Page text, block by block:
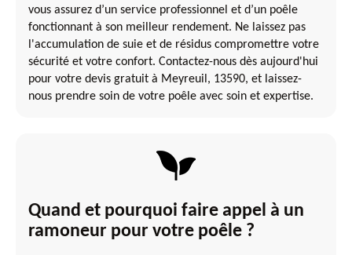
vous assurez d’un service professionnel et d’un poêle
fonctionnant à son meilleur rendement. Ne laissez pas
l'accumulation de suie et de résidus compromettre votre
sécurité et votre confort. Contactez-nous dès aujourd'hui
pour votre devis gratuit à Meyreuil, 13590, et laissez-
nous prendre soin de votre poêle avec soin et expertise.
Quand et pourquoi faire appel à un
ramoneur pour votre poêle ?